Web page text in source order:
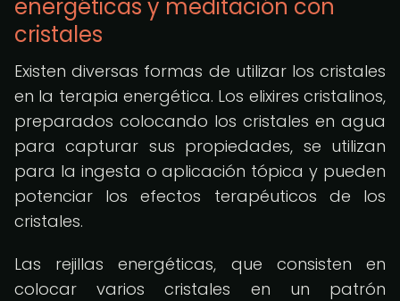
energéticas y meditación con
cristales
Existen diversas formas de utilizar los cristales
en la terapia energética. Los elixires cristalinos,
preparados colocando los cristales en agua
para capturar sus propiedades, se utilizan
para la ingesta o aplicación tópica y pueden
potenciar los efectos terapéuticos de los
cristales.
Las rejillas energéticas, que consisten en
colocar varios cristales en un patrón